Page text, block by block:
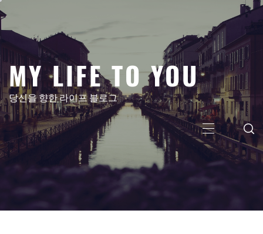
텐
건
뛰
기
MY LIFE TO YOU
당신을 향한 라이프 블로그
주
메
뉴